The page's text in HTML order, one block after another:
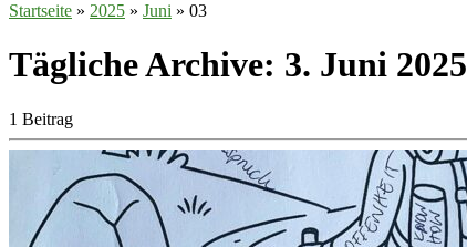
Startseite » 2025 » Juni » 03
Tägliche Archive: 3. Juni 2025
1 Beitrag